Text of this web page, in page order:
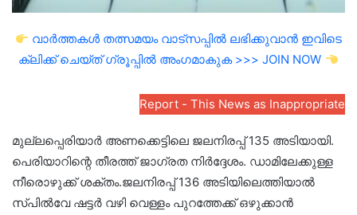
വാർത്തകൾ തത്സമയം വാട്സപ്പിൽ ലഭിക്കുവാൻ ഇവിടെ
ക്ലിക്ക് ചെയ്ത് ഗ്രൂപ്പിൽ അംഗമാകുക >>> JOIN NOW
Report - This News as Inappropriate
മുല്ലപ്പെരിയാർ അണക്കെട്ടിലെ ജലനിരപ്പ് 135 അടിയായി.
പെരിയാറിന്റെ തീരത്ത് ജാഗ്രത നിർദ്ദേശം. ഡാമിലേക്കുള്ള
നീരൊഴുക്ക് ശക്തം.ജലനിരപ്പ് 136 അടിയിലെത്തിയാൽ
സ്പിൽവേ ഷട്ടർ വഴി വെള്ളം പുറത്തേക്ക് ഒഴുക്കാൻ